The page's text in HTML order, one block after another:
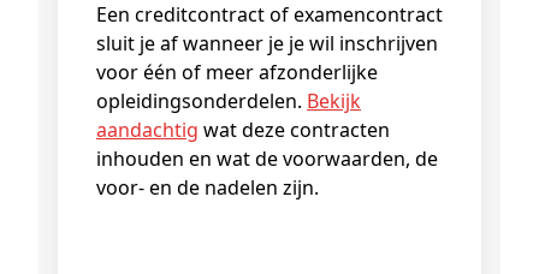
Een creditcontract of examencontract
sluit je af wanneer je je wil inschrijven
voor één of meer afzonderlijke
opleidingsonderdelen. Bekijk
aandachtig wat deze contracten
inhouden en wat de voorwaarden, de
voor- en de nadelen zijn.